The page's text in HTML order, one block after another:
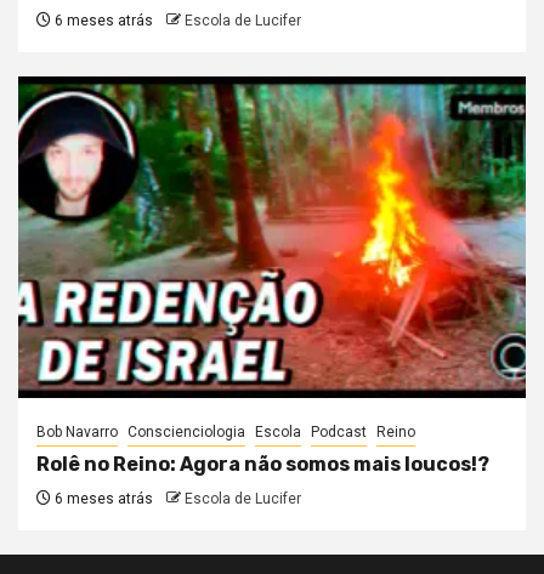
6 meses atrás Escola de Lucifer
Bob Navarro Conscienciologia Escola Podcast Reino
Rolê no Reino: Agora não somos mais loucos!?
6 meses atrás Escola de Lucifer